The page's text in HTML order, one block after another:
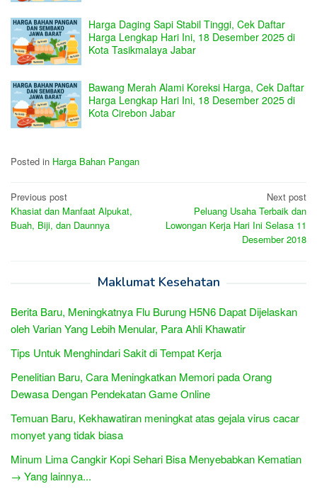
Harga Daging Sapi Stabil Tinggi, Cek Daftar
Harga Lengkap Hari Ini, 18 Desember 2025 di
Kota Tasikmalaya Jabar
Bawang Merah Alami Koreksi Harga, Cek Daftar
Harga Lengkap Hari Ini, 18 Desember 2025 di
Kota Cirebon Jabar
Posted in Harga Bahan Pangan
Post
navigation
Previous post
Khasiat dan Manfaat Alpukat,
Buah, Biji, dan Daunnya
Next post
Peluang Usaha Terbaik dan
Lowongan Kerja Hari Ini Selasa 11
Desember 2018
Maklumat Kesehatan
Berita Baru, Meningkatnya Flu Burung H5N6 Dapat Dijelaskan
oleh Varian Yang Lebih Menular, Para Ahli Khawatir
Tips Untuk Menghindari Sakit di Tempat Kerja
Penelitian Baru, Cara Meningkatkan Memori pada Orang
Dewasa Dengan Pendekatan Game Online
Temuan Baru, Kekhawatiran meningkat atas gejala virus cacar
monyet yang tidak biasa
Minum Lima Cangkir Kopi Sehari Bisa Menyebabkan Kematian
→ Yang lainnya...